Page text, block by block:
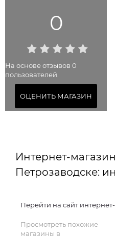
0
На основе отзывов 0
пользователей.
ОЦЕНИТЬ МАГАЗИН
Интернет-
Петрозаводске:
Перейти на сайт
Просмотреть похожие
магазины в